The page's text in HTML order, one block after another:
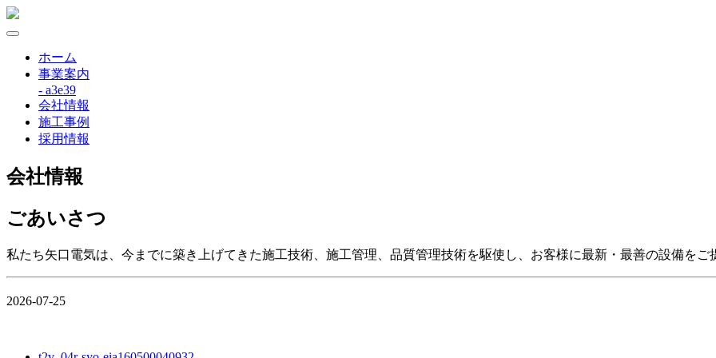
ホーム
事業案内
- a3e39
会社情報
施工事例
採用情報
会社情報
ごあいさつ
私たち矢口電気は、今までに築き上げてきた施工技術、施工管理、品質管理技術を駆使し、お客様に最新・最善の設備をご
2026-07-25